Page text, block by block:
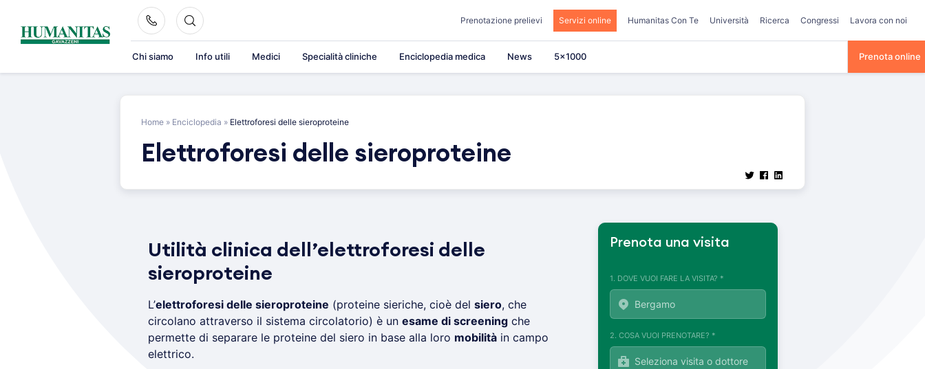
content
Prenotazione prelievi Servizi online Humanitas Con Te Università Ricerca Congressi Lavora con noi
Chi siamo Info utili Medici Specialità cliniche Enciclopedia medica News 5×1000 Prenota online
Home » Enciclopedia » Elettroforesi delle sieroproteine
Elettroforesi delle sieroproteine
Utilità clinica dell’elettroforesi delle
sieroproteine
L’elettroforesi delle sieroproteine (proteine sieriche, cioè del siero, che
circolano attraverso il sistema circolatorio) è un esame di screeningche
permette di separare le proteine del siero in base alla loro mobilitàin campo
elettrico.
Prenota una visita
1. DOVE VUOI FARE LA VISITA? *
2. COSA VUOI PRENOTARE? *